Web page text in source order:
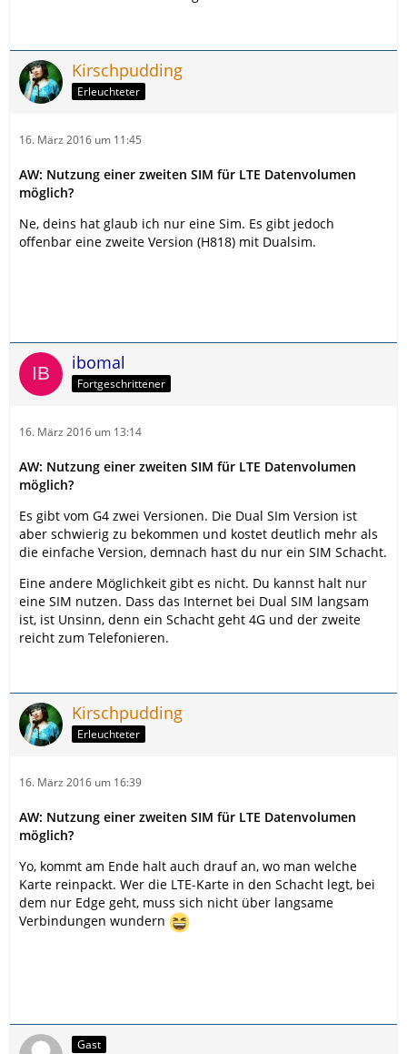
Kirschpudding
Erleuchteter
16. März 2016 um 11:45
AW: Nutzung einer zweiten SIM für LTE Datenvolumen
möglich?
Ne, deins hat glaub ich nur eine Sim. Es gibt jedoch
offenbar eine zweite Version (H818) mit Dualsim.
ibomal
Fortgeschrittener
16. März 2016 um 13:14
AW: Nutzung einer zweiten SIM für LTE Datenvolumen
möglich?
Es gibt vom G4 zwei Versionen. Die Dual SIm Version ist
aber schwierig zu bekommen und kostet deutlich mehr als
die einfache Version, demnach hast du nur ein SIM Schacht.
Eine andere Möglichkeit gibt es nicht. Du kannst halt nur
eine SIM nutzen. Dass das Internet bei Dual SIM langsam
ist, ist Unsinn, denn ein Schacht geht 4G und der zweite
reicht zum Telefonieren.
Kirschpudding
Erleuchteter
16. März 2016 um 16:39
AW: Nutzung einer zweiten SIM für LTE Datenvolumen
möglich?
Yo, kommt am Ende halt auch drauf an, wo man welche
Karte reinpackt. Wer die LTE-Karte in den Schacht legt, bei
dem nur Edge geht, muss sich nicht über langsame
Verbindungen wundern
Gast